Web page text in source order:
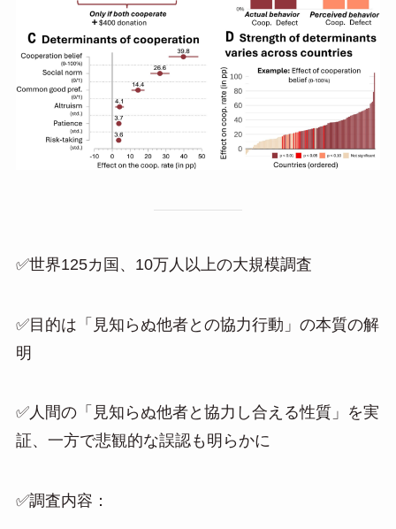
✅世界125カ国、10万人以上の大規模調査
✅目的は「見知らぬ他者との協力行動」の本質の解
明
✅人間の「見知らぬ他者と協力し合える性質」を実
証、一方で悲観的な誤認も明らかに
✅調査内容：